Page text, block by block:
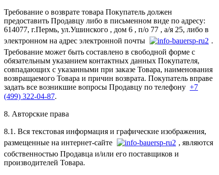
Требование о возврате товара Покупатель должен
предоставить Продавцу либо в письменном виде по адресу:
614077, г.Пермь, ул.Ушинского , дом 6 , п/о 77 , а/я 25, либо в
электронном на адрес электронной почты
.
Требование может быть составлено в свободной форме с
обязательным указанием контактных данных Покупателя,
совпадающих с указанными при заказе Товара, наименования
возвращаемого Товара и причин возврата. Покупатель вправе
задать все возникшие вопросы Продавцу по телефону +7
(499) 322-04-87.
8. Авторские права
8.1. Вся текстовая информация и графические изображения,
размещенные на интернет-сайте
, являются
собственностью Продавца и/или его поставщиков и
производителей Товара.